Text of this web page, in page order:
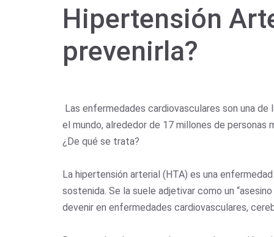
Hipertensión
prevenirla?
Las enfermedades cardiovasculares son una
el mundo, alrededor de 17 millones de
¿De qué se trata?
La hipertensión arterial (HTA) es una
sostenida. Se la suele adjetivar como un
devenir en enfermedades cardiovasculares,